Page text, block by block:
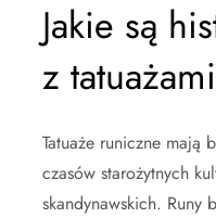
Jakie są
z
Tatuaże runiczne mają
czasów starożytnych
skandynawskich. Runy